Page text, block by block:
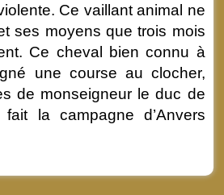
Ce vaillant animal ne
ses moyens que trois mois
Ce cheval bien connu à
une course au clocher,
de monseigneur le duc de
la campagne d’Anvers